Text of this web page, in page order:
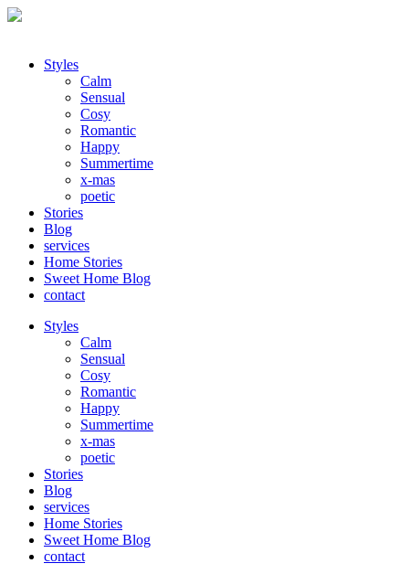
Styles
Calm
Sensual
Cosy
Romantic
Happy
Summertime
x-mas
poetic
Stories
Blog
services
Home Stories
Sweet Home Blog
contact
Styles
Calm
Sensual
Cosy
Romantic
Happy
Summertime
x-mas
poetic
Stories
Blog
services
Home Stories
Sweet Home Blog
contact